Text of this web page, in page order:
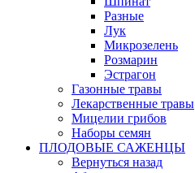
Разные
Лук
Микрозелень
Розмарин
Эстрагон
Газонные травы
Лекарственные травы
Мицелии грибов
Наборы семян
ПЛОДОВЫЕ САЖЕНЦЫ
Вернуться назад